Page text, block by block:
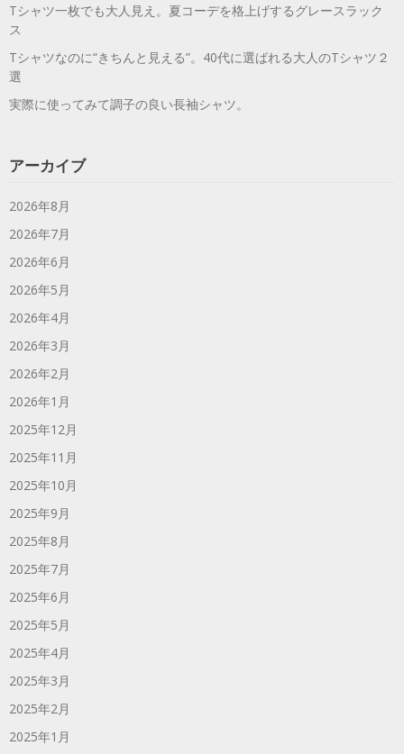
Tシャツ一枚でも大人見え。夏コーデを格上げするグレースラック
ス
Tシャツなのに“きちんと見える”。40代に選ばれる大人のTシャツ２
選
実際に使ってみて調子の良い長袖シャツ。
アーカイブ
2026年8月
2026年7月
2026年6月
2026年5月
2026年4月
2026年3月
2026年2月
2026年1月
2025年12月
2025年11月
2025年10月
2025年9月
2025年8月
2025年7月
2025年6月
2025年5月
2025年4月
2025年3月
2025年2月
2025年1月